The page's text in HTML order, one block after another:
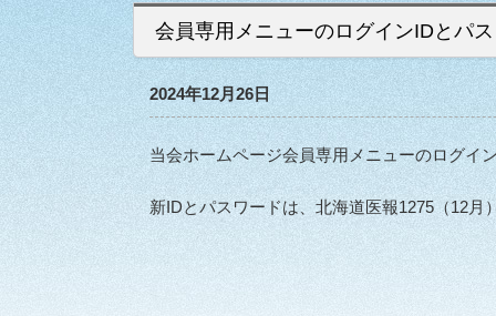
会員専用メニューのログインIDとパ
2024年12月26日
当会ホームページ会員専用メニューのログイ
新IDとパスワードは、北海道医報1275（12